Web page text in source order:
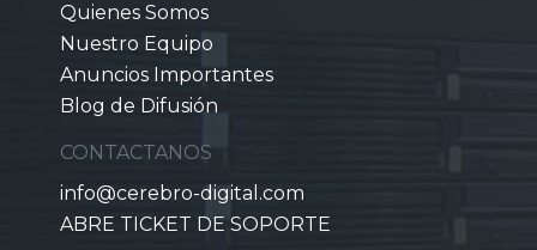
Quienes Somos
Nuestro Equipo
Anuncios Importantes
Blog de Difusión
CONTACTANOS
info@cerebro-digital.com
ABRE TICKET DE SOPORTE